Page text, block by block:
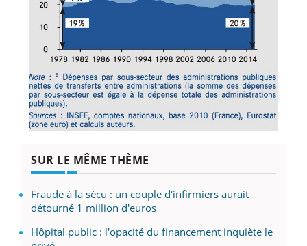
SUR LE MÊME THÈME
Fraude à la sécu : un couple d'infirmiers aurait
détourné 1 million d'euros
Hôpital public : l'opacité du financement inquiète le